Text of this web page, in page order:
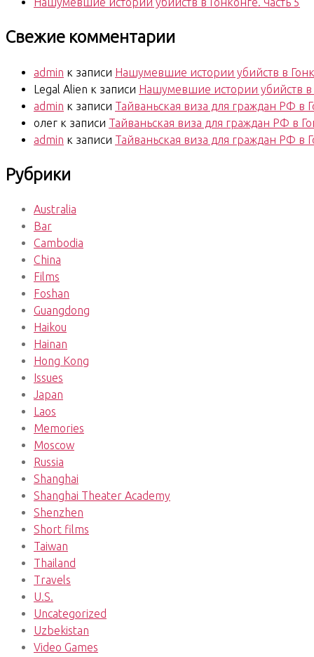
Свежие комментарии
admin к записи Нашумевшие истории убийств в
Legal Alien к записи Нашумевшие истории убийств в
admin к записи Тайваньская виза для граждан РФ в
олег к записи Тайваньская виза для граждан РФ в
admin к записи Тайваньская виза для граждан РФ в
Рубрики
Australia
Bar
Cambodia
China
Films
Foshan
Guangdong
Haikou
Hainan
Hong Kong
Issues
Japan
Laos
Memories
Moscow
Russia
Shanghai
Shanghai Theater Academy
Shenzhen
Short films
Taiwan
Thailand
Travels
U.S.
Uncategorized
Uzbekistan
Video Games